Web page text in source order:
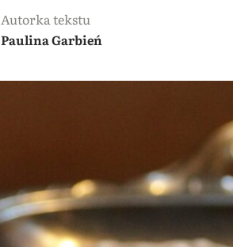
Autorka tekstu
Paulina Garbień